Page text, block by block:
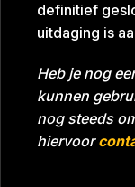
definitief
uitdaging is
Heb je nog
kunnen
nog steeds
hiervoor
Tijd Bijna